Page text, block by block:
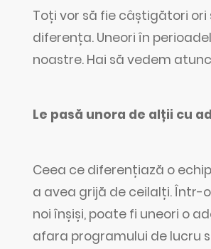
Toți vor să fie câștigători
diferența. Uneori în
noastre. Hai să vedem
Le pasă unora de alții cu
Ceea ce diferențiază o
a avea grijă de ceilalți. Într-
noi înșiși, poate fi uneori o
afara programului de lucru